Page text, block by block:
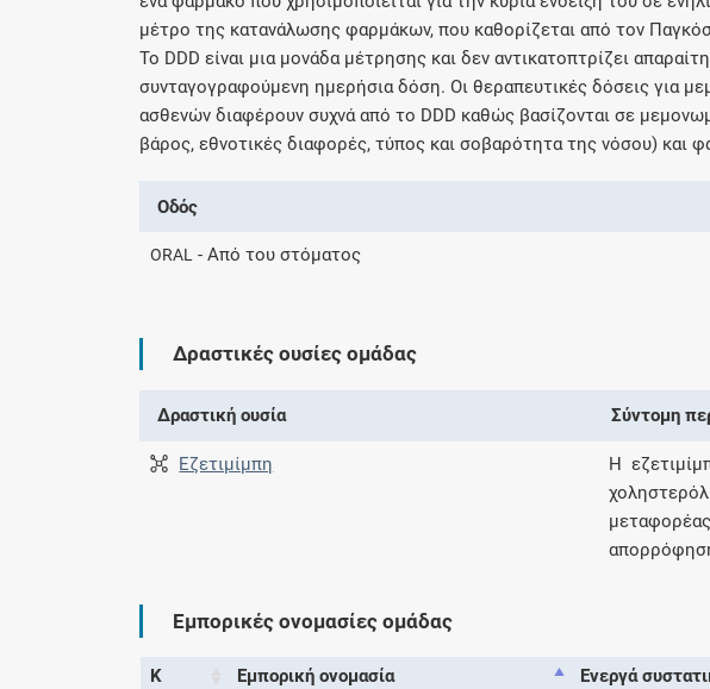
Μοιραζόμαστε
πορείας του
μέτρο της κατανάλωσης φαρμάκων, που καθορίζεται από τον
Το DDD είναι μια μονάδα μέτρησης και δεν αντικατοπτρίζει
συνταγογραφούμενη ημερήσια δόση. Οι θεραπευτικές δόσεις για
ασθενών διαφέρουν συχνά από το DDD καθώς βασίζονται σε
βάρος, εθνοτικές διαφορές, τύπος και σοβαρότητα της νόσου) και
Οδός
ORAL - Από του στόματος
Δραστικές ουσίες ομάδας
Δραστική ουσία Σύντομη
Εζετιμίμπη
Η
Εμπορικές ονομασίες ομάδας
Κ Εμπορική ονομασία Ενεργά